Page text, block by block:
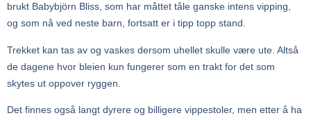
brukt Babybjörn Bliss, som har måttet tåle ganske intens vipping,
og som nå ved neste barn, fortsatt er i tipp topp stand.
Trekket kan tas av og vaskes dersom uhellet skulle være ute. Altså
de dagene hvor bleien kun fungerer som en trakt for det som
skytes ut oppover ryggen.
Det finnes også langt dyrere og billigere vippestoler, men etter å ha